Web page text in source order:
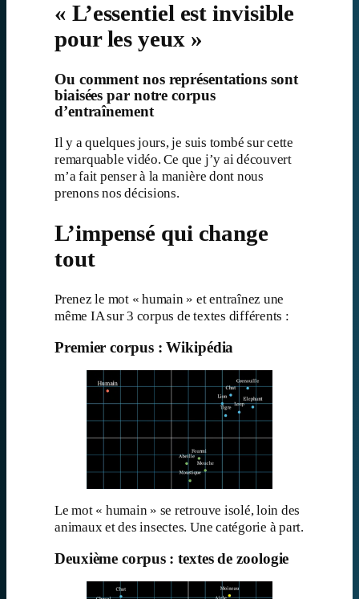
« L’essentiel est invisible
pour les yeux »
Ou comment nos représentations sont
biaisées par notre corpus
d’entraînement
Il y a quelques jours, je suis tombé sur cette
remarquable vidéo. Ce que j’y ai découvert
m’a fait penser à la manière dont nous
prenons nos décisions.
L’impensé qui change
tout
Prenez le mot « humain » et entraînez une
même IA sur 3 corpus de textes différents :
Premier corpus : Wikipédia
Le mot « humain » se retrouve isolé, loin des
animaux et des insectes. Une catégorie à part.
Deuxième corpus : textes de zoologie